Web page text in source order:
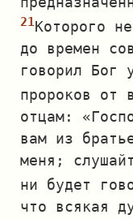
Которого
до времен
говорил Бог
пророков от
отцам:
вам из
меня;
ни будет
что всякая